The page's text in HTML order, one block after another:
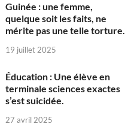
Guinée : une femme,
quelque soit les faits, ne
mérite pas une telle torture.
19 juillet 2025
Éducation : Une élève en
terminale sciences exactes
s’est suicidée.
27 avril 2025